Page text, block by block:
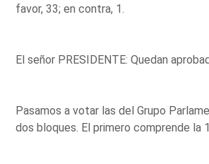
favor, 33; en contra, 1.
El señor PRESIDENTE: Quedan
Pasamos a votar las del Grupo
dos bloques. El primero comprende la